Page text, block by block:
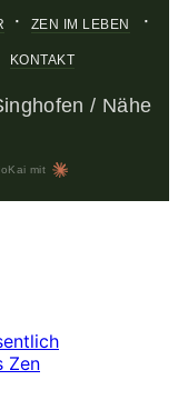
· ZEN IM LEBEN ·
KONTAKT
/ Nähe
mit
Zen